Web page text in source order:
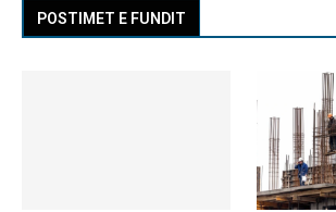
POSTIMET E FUNDIT